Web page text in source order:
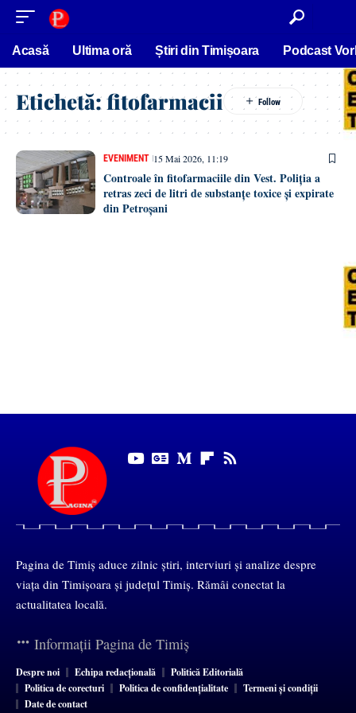
conținut
Acasă Ultima oră Știri din Timișoara Podcast
Etichetă:fitofarmacii
EVENIMENT 15 Mai 2026, 11:19
Controale în fitofarmaciile din Vest. Poliția a
retras zeci de litri de substanțe toxice și expirate
din Petroșani
Pagina de Timiș aduce zilnic știri, interviuri și analize despre
viața din Timișoara și județul Timiș. Rămâi conectat la
actualitatea locală.
Informații Pagina de Timiș
Despre noi Echipa redacțională
Politică Editorială
Politica de corecturi
Politica de confidențialitate
Termeni și condiții
Date de contact